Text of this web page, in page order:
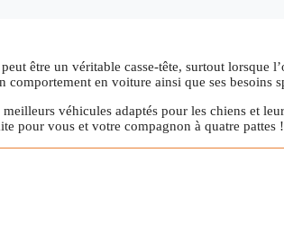
être un véritable casse-tête, surtout lorsque
comportement en voiture ainsi que ses besoins
véhicules adaptés pour les chiens et
pour vous et votre compagnon à quatre pattes !